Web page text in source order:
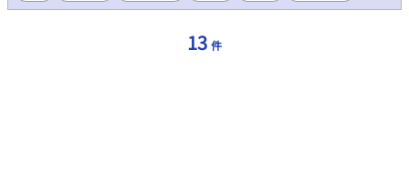
13 件